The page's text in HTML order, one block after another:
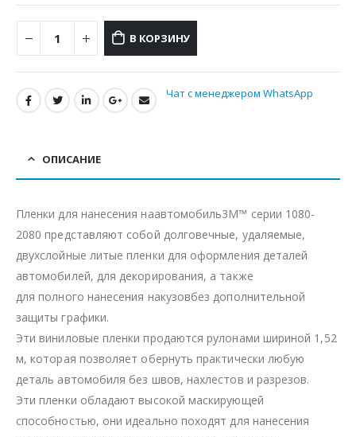
В КОРЗИНУ
Чат с менеджером WhatsApp
ОПИСАНИЕ
Пленки для нанесения наавтомобиль3M™ серии 1080-
2080 представляют собой долговечные, удаляемые,
двухслойные литые пленки для оформления деталей
автомобилей, для декорирования, а также
для полного нанесения накузовбез дополнительной
защиты графики.
Эти виниловые пленки продаются рулонами шириной 1,52
м, которая позволяет обернуть практически любую
деталь автомобиля без швов, нахлестов и разрезов.
Эти пленки обладают высокой маскирующей
способностью, они идеально походят для нанесения